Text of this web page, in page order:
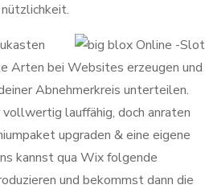
Arten bei Websites erzeugen und
Abnehmerkreis unterteilen.
lauffähig, doch anraten
upgraden & eine eigene
kannst qua Wix folgende
und bekommst dann die